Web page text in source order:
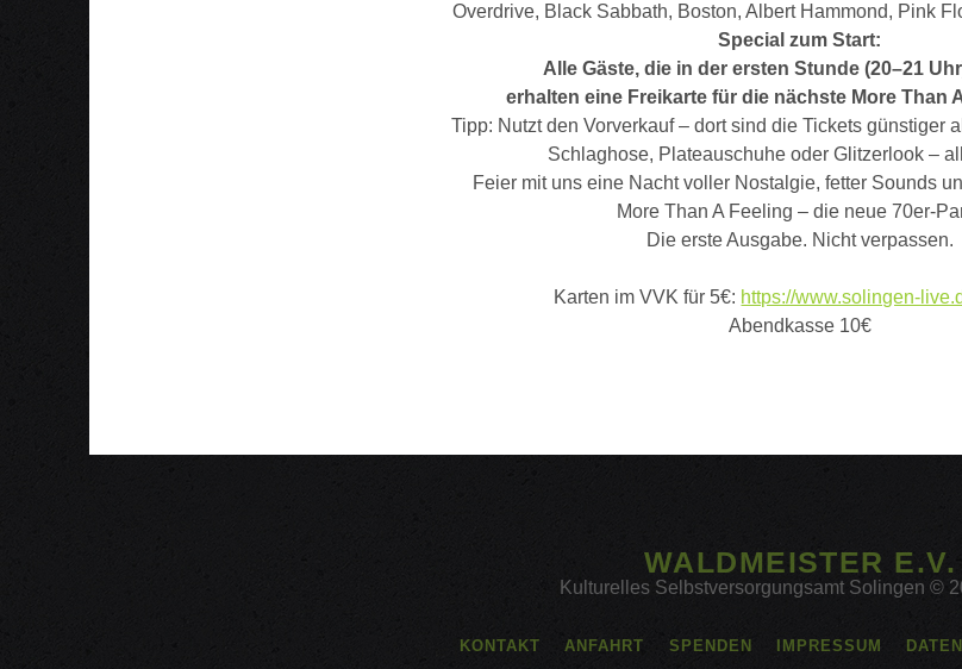
Overdrive, Black Sabbath, Boston, Albert Hammond, Pink
Special zum Start:
Alle Gäste, die in der ersten Stunde (20–21
erhalten eine Freikarte für die nächste More Than
Tipp: Nutzt den Vorverkauf – dort sind die Tickets günstiger
Schlaghose, Plateauschuhe oder Glitzerlook –
Feier mit uns eine Nacht voller Nostalgie, fetter Sounds
More Than A Feeling – die neue 70er-
Die erste Ausgabe. Nicht verpassen.
Karten im VVK für 5€: https://www.solingen-
Abendkasse 10€
WALDMEISTER E.V.
Kulturelles Selbstversorgungsamt Solingen ©
KONTAKT ANFAHRT SPENDEN IMPRESSUM